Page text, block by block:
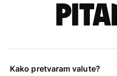
Kako pretvaram valute?